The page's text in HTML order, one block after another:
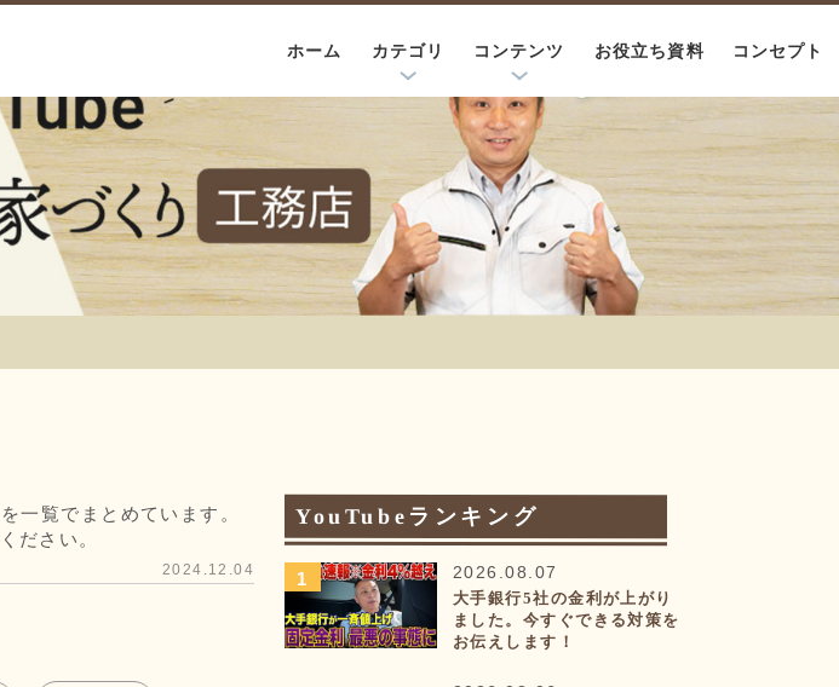
ホーム カテゴリ コンテンツ お役立ち資料 コンセプト
一覧でまとめています。
ださい。
2024.12.04
YouTubeランキング
2026.08.07
大手銀行5社の金利が上がり
ました。今すぐできる対策を
お伝えします！